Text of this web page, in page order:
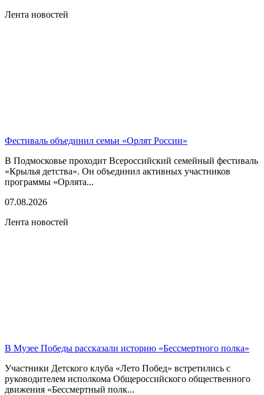
Лента новостей
Фестиваль объединил семьи «Орлят России»
В Подмосковье проходит Всероссийский семейный фестиваль
«Крылья детства». Он объединил активных участников
программы «Орлята...
07.08.2026
Лента новостей
В Музее Победы рассказали историю «Бессмертного полка»
Участники Детского клуба «Лето Побед» встретились с
руководителем исполкома Общероссийского общественного
движения «Бессмертный полк...